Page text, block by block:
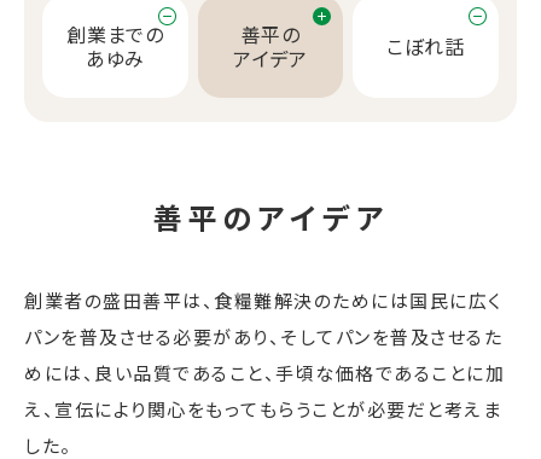
創業までの
あゆみ
善平の
アイデア
こぼれ話
善平のアイデア
創業者の盛田善平は、食糧難解決のためには国民に広く
パンを普及させる必要があり、そしてパンを普及させるた
めには、良い品質であること、手頃な価格であることに加
え、宣伝により関心をもってもらうことが必要だと考えま
した。